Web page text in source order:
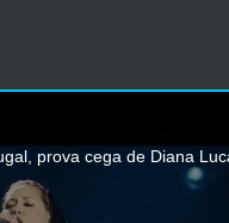
prova cega de Diana